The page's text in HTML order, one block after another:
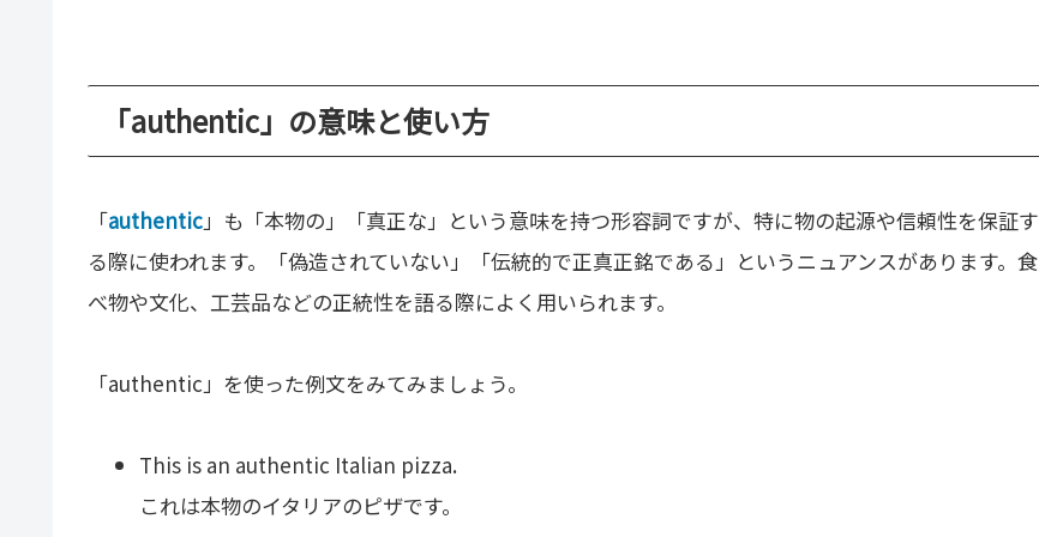
「authentic」の意味と使い方
「authentic」も「本物の」「真正な」という意味を持つ形容詞ですが、特に物の起源や信頼性を保証す
る際に使われます。「偽造されていない」「伝統的で正真正銘である」というニュアンスがあります。食
べ物や文化、工芸品などの正統性を語る際によく用いられます。
「authentic」を使った例文をみてみましょう。
This is an authentic Italian pizza.
これは本物のイタリアのピザです。